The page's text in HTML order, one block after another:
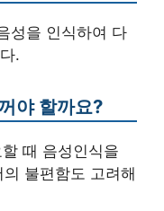
성을 인식하여 다
.
야 할까요?
때 음성인식을
불편함도 고려해